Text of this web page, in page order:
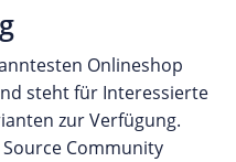
Onlineshop
steht für Interessierte
zur Verfügung.
Community